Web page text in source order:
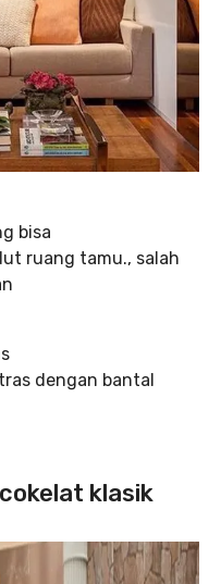
bisa
ruang tamu., salah
dengan bantal
klasik